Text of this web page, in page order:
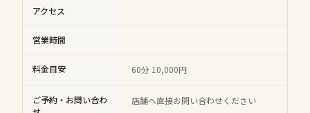
アクセス
営業時間
料金目安 60分 10,000円
ご予約・お問い合わ
店舗へ直接お問い合わせください